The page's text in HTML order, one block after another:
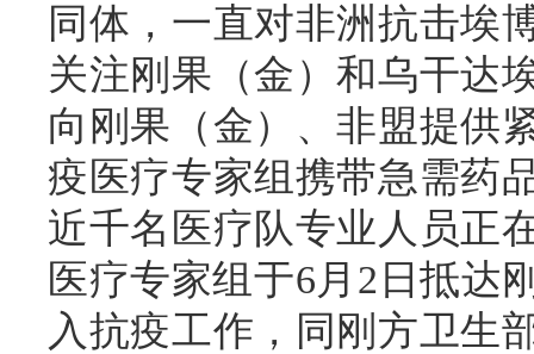
同体，一直对非洲抗击埃
关注刚果（金）和乌干达
向刚果（金）、非盟提供
疫医疗专家组携带急需药
近千名医疗队专业人员正
医疗专家组于6月2日抵达
入抗疫工作，同刚方卫生